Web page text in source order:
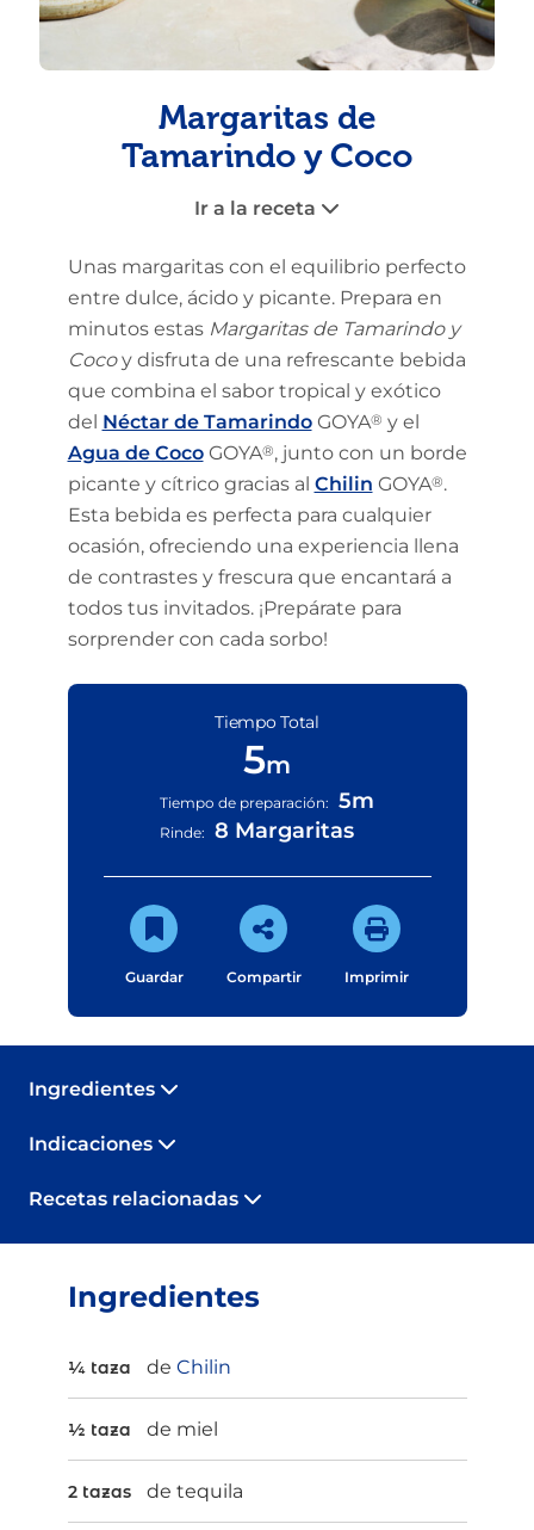
Margaritas de
Tamarindo y Coco
Ir a la receta
Unas margaritas con el equilibrio perfecto
entre dulce, ácido y picante. Prepara en
minutos estas Margaritas de Tamarindo y
Cocoy disfruta de una refrescante bebida
que combina el sabor tropical y exótico
del Néctar de TamarindoGOYA® y el
Agua de CocoGOYA®, junto con un borde
picante y cítrico gracias al Chilin GOYA®.
Esta bebida es perfecta para cualquier
ocasión, ofreciendo una experiencia llena
de contrastes y frescura que encantará a
todos tus invitados. ¡Prepárate para
sorprender con cada sorbo!
Tiempo Total
5m
Tiempo de preparación: 5m
Rinde: 8 Margaritas
Guardar Compartir Imprimir
Ingredientes
Indicaciones
Recetas relacionadas
Ingredientes
¼ taza de Chilin
½ taza de miel
2 tazas de tequila